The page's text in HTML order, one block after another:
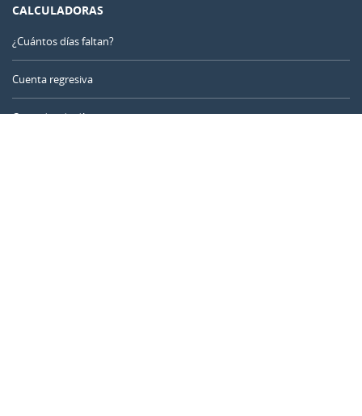
CALCULADORAS
¿Cuántos días faltan?
Cuenta regresiva
Contador de días